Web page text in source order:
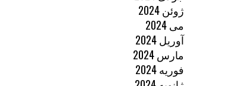
ژوئن 2024
می 2024
آوریل 2024
مارس 2024
فوریه 2024